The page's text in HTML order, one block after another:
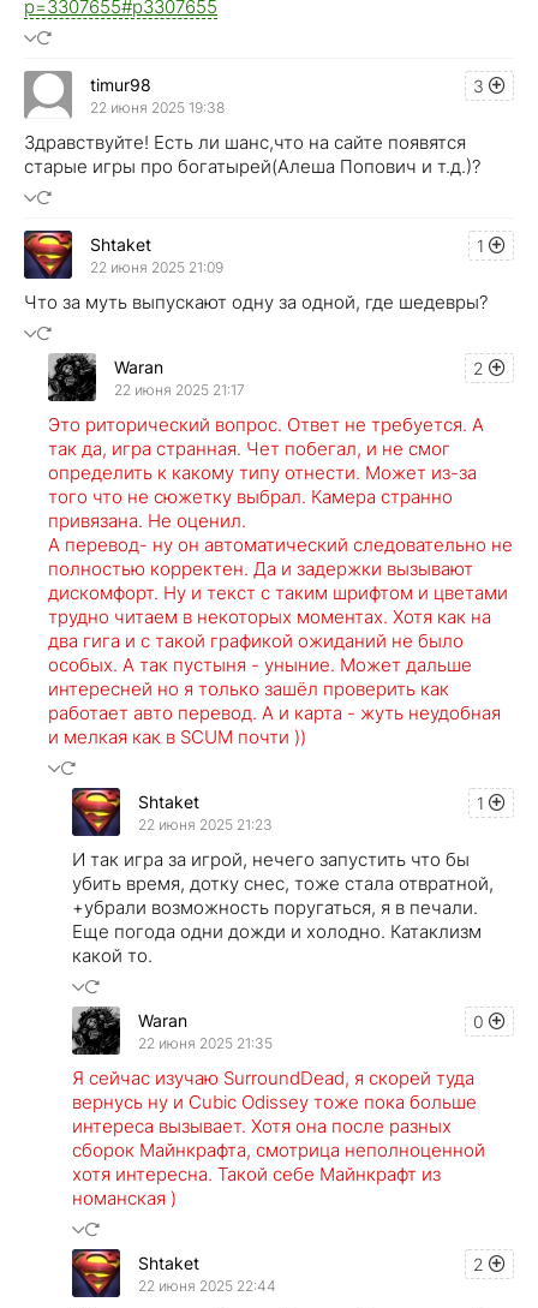
p=3307655#p3307655
3
timur98
22 июня 2025 19:38
Здравствуйте! Есть ли шанс,что на сайте появятся
старые игры про богатырей(Алеша Попович и т.д.)?
1
Shtaket
22 июня 2025 21:09
Что за муть выпускают одну за одной, где шедевры?
2
Waran
22 июня 2025 21:17
Это риторический вопрос. Ответ не требуется. А
так да, игра странная. Чет побегал, и не смог
определить к какому типу отнести. Может из-за
того что не сюжетку выбрал. Камера странно
привязана. Не оценил.
А перевод- ну он автоматический следовательно не
полностью корректен. Да и задержки вызывают
дискомфорт. Ну и текст с таким шрифтом и цветами
трудно читаем в некоторых моментах. Хотя как на
два гига и с такой графикой ожиданий не было
особых. А так пустыня - уныние. Может дальше
интересней но я только зашёл проверить как
работает авто перевод. А и карта - жуть неудобная
и мелкая как в SCUM почти ))
1
Shtaket
22 июня 2025 21:23
И так игра за игрой, нечего запустить что бы
убить время, дотку снес, тоже стала отвратной,
+убрали возможность поругаться, я в печали.
Еще погода одни дожди и холодно. Катаклизм
какой то.
0
Waran
22 июня 2025 21:35
Я сейчас изучаю SurroundDead, я скорей туда
вернусь ну и Cubic Odissey тоже пока больше
интереса вызывает. Хотя она после разных
сборок Майнкрафта, смотрица неполноценной
хотя интересна. Такой себе Майнкрафт из
номанская )
2
Shtaket
22 июня 2025 22:44